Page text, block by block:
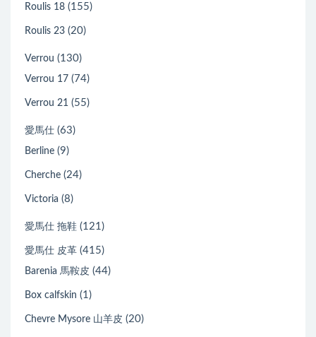
Roulis 18 (155)
Roulis 23 (20)
Verrou (130)
Verrou 17 (74)
Verrou 21 (55)
愛馬仕 (63)
Berline (9)
Cherche (24)
Victoria (8)
愛馬仕 拖鞋 (121)
愛馬仕 皮革 (415)
Barenia 馬鞍皮 (44)
Box calfskin (1)
Chevre Mysore 山羊皮 (20)